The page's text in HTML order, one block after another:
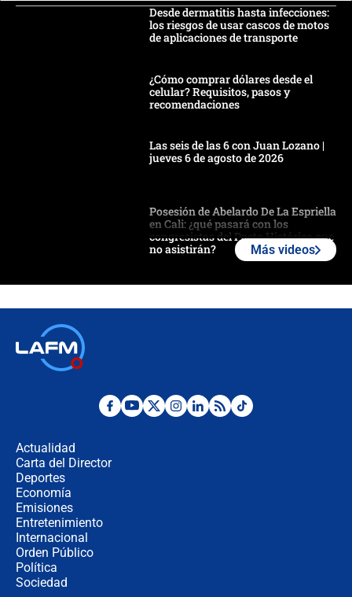
Desde dermatitis hasta infecciones:
los riesgos de usar cascos de motos
de aplicaciones de transporte
¿Cómo comprar dólares desde el
celular? Requisitos, pasos y
recomendaciones
Las seis de las 6 con Juan Lozano |
jueves 6 de agosto de 2026
Posesión de Abelardo De La Espriella
en Cali: ¿qué pasará con los
congresistas del Pacto Histórico que
no asistirán?
¿Por qué De la Espriella gobernará
Más videos
Actualidad
Carta del Director
Deportes
Economía
Emisiones
Entretenimiento
Internacional
Orden Público
Política
Sociedad